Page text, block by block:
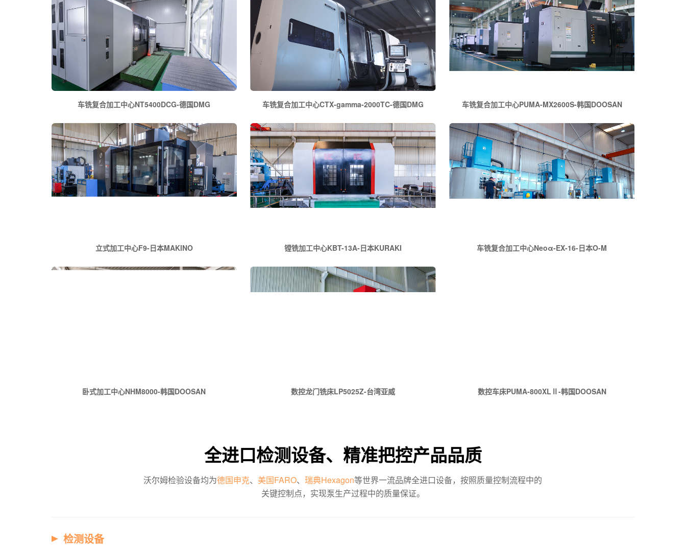
车铣复合加工中心NT5400DCG-德国DMG 车铣复合加工中心CTX-gamma-2000TC-德国DMG 车铣复合加工中心PUMA-MX2600S-韩国DOOSAN
立式加工中心F9-日本MAKINO 镗铣加工中心KBT-13A-日本KURAKI 车铣复合加工中心Neoα-EX-16-日本O-M
卧式加工中心NHM8000-韩国DOOSAN 数控龙门铣床LP5025Z-台湾亚威 数控车床PUMA-800XLⅡ-韩国DOOSAN
全进口检测设备、精准把控产品品质
沃尔姆检验设备均为德国申克、 美国FARO、瑞典Hexagon等世界一流品牌全进口设备，按照质量控制流程中的
关键控制点，实现泵生产过程中的质量保证。
检测设备